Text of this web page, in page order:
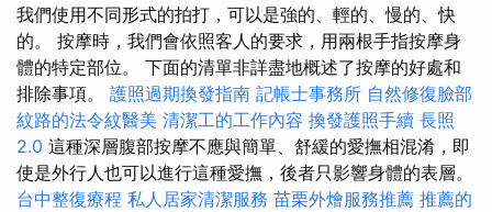
我們使用不同形式的拍打，可以是強的、輕的、慢的、快
的。 按摩時，我們會依照客人的要求，用兩根手指按摩身
體的特定部位。 下面的清單非詳盡地概述了按摩的好處和
排除事項。 護照過期換發指南 記帳士事務所 自然修復臉部
紋路的法令紋醫美 清潔工的工作內容 換發護照手續 長照
2.0 這種深層腹部按摩不應與簡單、舒緩的愛撫相混淆，即
使是外行人也可以進行這種愛撫，後者只影響身體的表層。
台中整復療程 私人居家清潔服務 苗栗外燴服務推薦 推薦的